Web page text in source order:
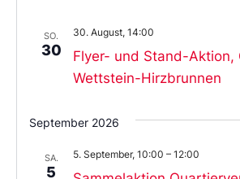
SO.
30
Flyer- und Stand-Aktion,
Wettstein-Hirzbrunnen
30. August, 14:00
September 2026
SA.
5
5. September, 10:00 – 12:00